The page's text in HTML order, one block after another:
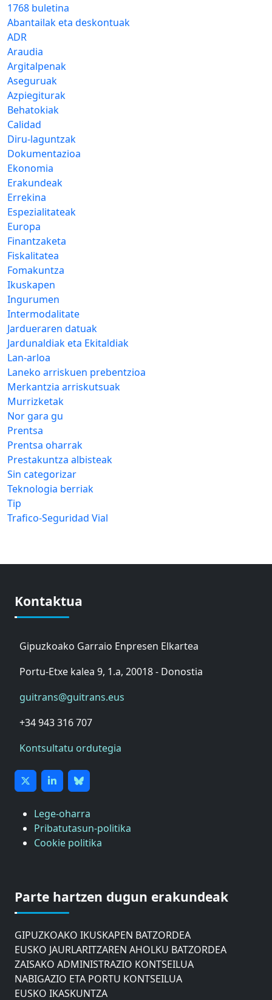
1768 buletina
Abantailak eta deskontuak
ADR
Araudia
Argitalpenak
Aseguruak
Azpiegiturak
Behatokiak
Calidad
Diru-laguntzak
Dokumentazioa
Ekonomia
Erakundeak
Errekina
Espezialitateak
Europa
Finantzaketa
Fiskalitatea
Fomakuntza
Ikuskapen
Ingurumen
Intermodalitate
Jardueraren datuak
Jardunaldiak eta Ekitaldiak
Lan-arloa
Laneko arriskuen prebentzioa
Merkantzia arriskutsuak
Murrizketak
Nor gara gu
Prentsa
Prentsa oharrak
Prestakuntza albisteak
Sin categorizar
Teknologia berriak
Tip
Trafico-Seguridad Vial
Kontaktua
Gipuzkoako Garraio Enpresen Elkartea
Portu-Etxe kalea 9, 1.a, 20018 - Donostia
guitrans@guitrans.eus
+34 943 316 707
Kontsultatu ordutegia
Lege-oharra
Pribatutasun-politika
Cookie politika
Parte hartzen dugun erakundeak
DONOSTIAKO UDALEKO MUGIKORTASUNERAKO
AHOLKU BATZORDEA
GIPUZKOAKO IKUSKAPEN BATZORDEA
EUSKO JAURLARITZAREN AHOLKU BATZORDEA
ZAISAKO ADMINISTRAZIO KONTSEILUA
NABIGAZIO ETA PORTU KONTSEILUA
EUSKO IKASKUNTZA